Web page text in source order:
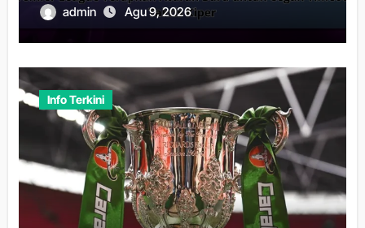
admin Agu 9, 2026
Info Terkini